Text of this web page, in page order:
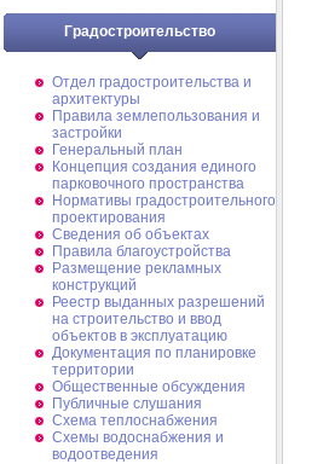
Градостроительство
Отдел градостроительства и
архитектуры
Правила землепользования и
застройки
Генеральный план
Концепция создания единого
парковочного пространства
Нормативы градостроительного
проектирования
Сведения об объектах
Правила благоустройства
Размещение рекламных
конструкций
Реестр выданных разрешений
на строительство и ввод
объектов в эксплуатацию
Документация по планировке
территории
Общественные обсуждения
Публичные слушания
Схема теплоснабжения
Схемы водоснабжения и
водоотведения